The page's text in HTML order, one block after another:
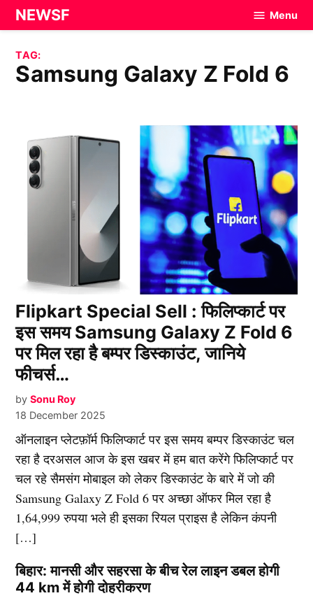
Skip
to
content
NEWSF Menu
TAG:
Samsung Galaxy Z Fold 6
Flipkart Special Sell : फिलिप्कार्ट पर
इस समय Samsung Galaxy Z Fold 6
पर मिल रहा है बम्पर डिस्काउंट, जानिये
फीचर्स…
by Sonu Roy
18 December 2025
ऑनलाइन प्लेटफ़ॉर्म फिलिप्कार्ट पर इस समय बम्पर डिस्काउंट चल
रहा है दरअसल आज के इस खबर में हम बात करेंगे फिलिप्कार्ट पर
चल रहे सैमसंग मोबाइल को लेकर डिस्काउंट के बारे में जो की
Samsung Galaxy Z Fold 6 पर अच्छा ऑफर मिल रहा है
1,64,999 रुपया भले ही इसका रियल प्राइस है लेकिन कंपनी
[…]
बिहार: मानसी और सहरसा के बीच रेल लाइन डबल होगी
44 km में होगी दोहरीकरण